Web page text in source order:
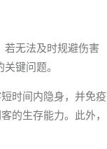
若无法及时规避伤害
键问题。
时间内隐身，并免疫
的生存能力。此外，